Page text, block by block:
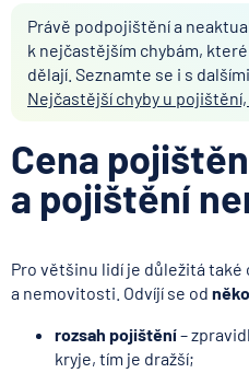
Právě podpojištění a
k nejčastějším chybám,
dělají. Seznamte se i s
Nejčastější chyby u
Cena
a pojištění
Pro většinu lidí je důležitá
a nemovitosti. Odvíjí se od
rozsah pojištění –
kryje, tím je dražší;